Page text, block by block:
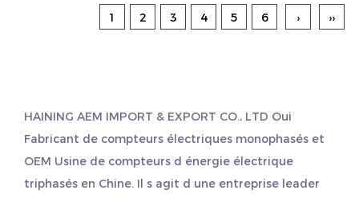
1 2 3 4 5 6 › ››
HAINING AEM IMPORT & EXPORT CO., LTD Oui
Fabricant de compteurs électriques monophasés et
OEM Usine de compteurs d énergie électrique
triphasés en Chine. Il s agit d une entreprise leader